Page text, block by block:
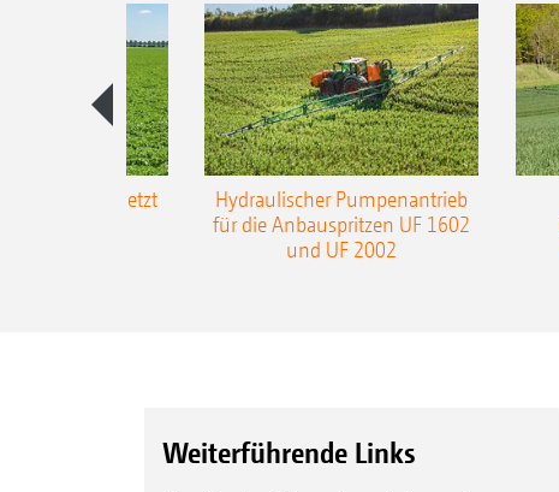
L3-Gestänge jetzt
Hydraulischer Pumpenantrieb
für die Anbauspritzen UF 1602
und UF 2002
Weiterführende Links